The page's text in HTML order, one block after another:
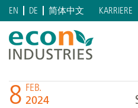
EN DE 简体中文 KARRIERE
8 FEB.
2024